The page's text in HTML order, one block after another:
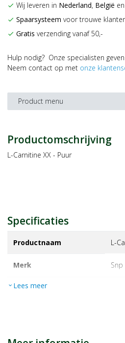
check Wij leveren in Nederland, België en
check Spaarsysteem voor trouwe
check Gratis verzending vanaf 50,-
Hulp nodig? Onze specialisten
Neem contact op met onze
Product menu
Productomschrijving
L-Carnitine XX - Puur
Specificaties
Productnaam L-
Merk snp
EAN
expand_more Lees meer